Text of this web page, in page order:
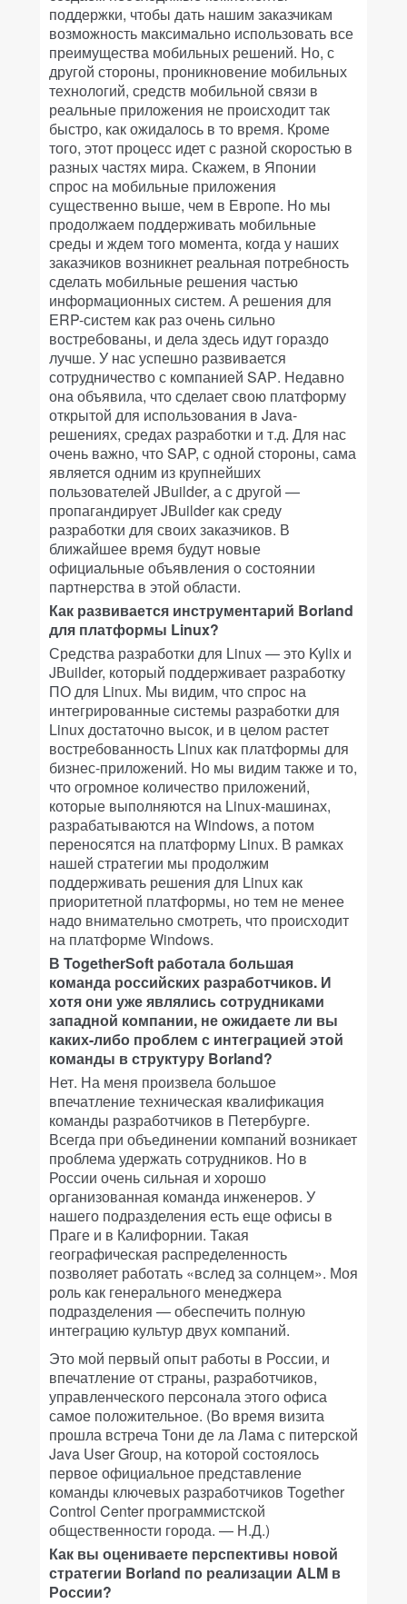
поддержки, чтобы дать нашим заказчикам
возможность максимально использовать все
преимущества мобильных решений. Но, с
другой стороны, проникновение мобильных
технологий, средств мобильной связи в
реальные приложения не происходит так
быстро, как ожидалось в то время. Кроме
того, этот процесс идет с разной скоростью в
разных частях мира. Скажем, в Японии
спрос на мобильные приложения
существенно выше, чем в Европе. Но мы
продолжаем поддерживать мобильные
среды и ждем того момента, когда у наших
заказчиков возникнет реальная потребность
сделать мобильные решения частью
информационных систем. А решения для
ЕRP-систем как раз очень сильно
востребованы, и дела здесь идут гораздо
лучше. У нас успешно развивается
сотрудничество с компанией SAР. Недавно
она объявила, что сделает свою платформу
открытой для использования в Java-
решениях, средах разработки и т.д. Для нас
очень важно, что SAP, с одной стороны, сама
является одним из крупнейших
пользователей JВuilder, а с другой —
пропагандирует JВuilder как среду
разработки для своих заказчиков. В
ближайшее время будут новые
официальные объявления о состоянии
партнерства в этой области.
Как развивается инструментарий Borland
для платформы Linux?
Средства разработки для Linux — это Kylix и
JВuilder, который поддерживает разработку
ПО для Linux. Мы видим, что спрос на
интегрированные системы разработки для
Linux достаточно высок, и в целом растет
востребованность Linux как платформы для
бизнес-приложений. Но мы видим также и то,
что огромное количество приложений,
которые выполняются на Linux-машинах,
разрабатываются на Windows, а потом
переносятся на платформу Linux. В рамках
нашей стратегии мы продолжим
поддерживать решения для Linux как
приоритетной платформы, но тем не менее
надо внимательно смотреть, что происходит
на платформе Windows.
В TogetherSoft работала большая
команда российских разработчиков. И
хотя они уже являлись сотрудниками
западной компании, не ожидаете ли вы
каких-либо проблем с интеграцией этой
команды в структуру Borland?
Нет. На меня произвела большое
впечатление техническая квалификация
команды разработчиков в Петербурге.
Всегда при объединении компаний возникает
проблема удержать сотрудников. Но в
России очень сильная и хорошо
организованная команда инженеров. У
нашего подразделения есть еще офисы в
Праге и в Калифорнии. Такая
географическая распределенность
позволяет работать «вслед за солнцем». Моя
роль как генерального менеджера
подразделения — обеспечить полную
интеграцию культур двух компаний.
Это мой первый опыт работы в России, и
впечатление от страны, разработчиков,
управленческого персонала этого офиса
самое положительное. (Во время визита
прошла встреча Тони де ла Лама с питерской
Java User Group, на которой состоялось
первое официальное представление
команды ключевых разработчиков Together
Control Center программистской
общественности города. — Н.Д.)
Как вы оцениваете перспективы новой
стратегии Borland по реализации ALM в
России?